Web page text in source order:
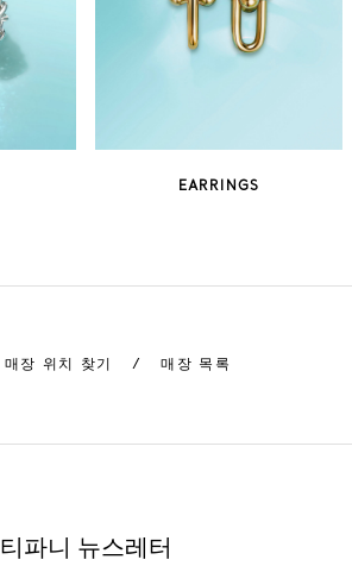
EARRINGS
매장 위치 찾기 / 매장 목록
티파니 뉴스레터